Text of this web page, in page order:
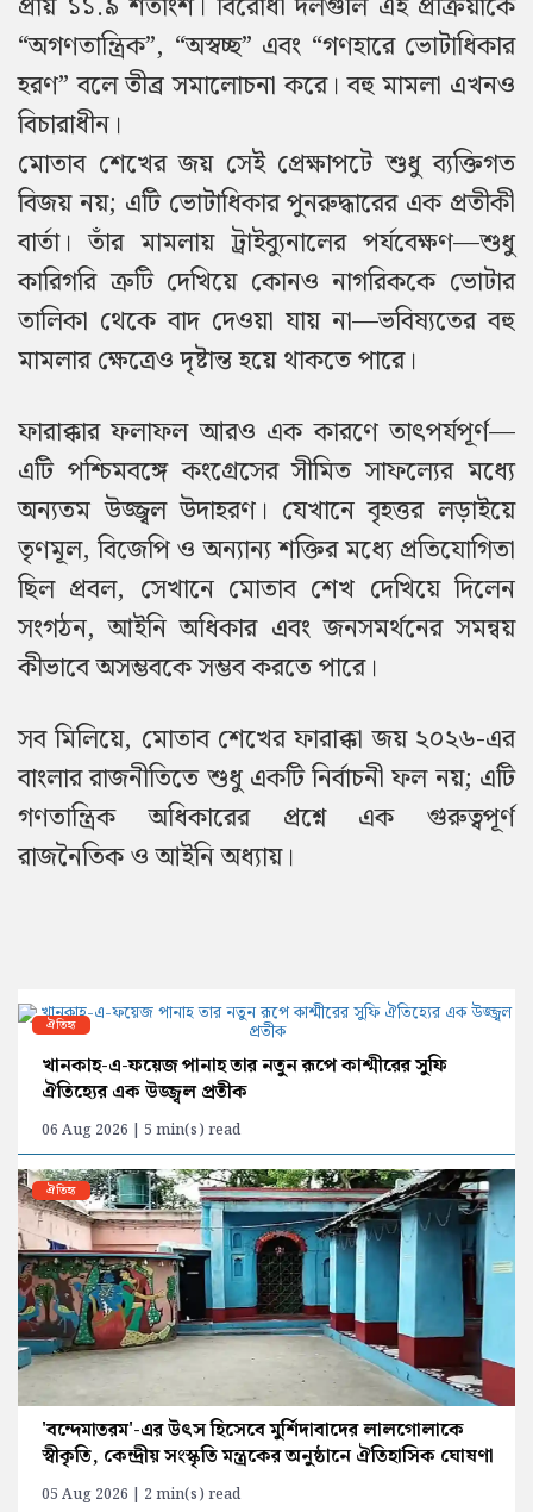
“অগণতান্ত্রিক”, “অস্বচ্ছ” এবং “গণহারে ভোটাধিকার
হরণ” বলে তীব্র সমালোচনা করে। বহু মামলা এখনও
বিচারাধীন।
মোতাব শেখের জয় সেই প্রেক্ষাপটে শুধু ব্যক্তিগত
বিজয় নয়; এটি ভোটাধিকার পুনরুদ্ধারের এক প্রতীকী
বার্তা। তাঁর মামলায় ট্রাইব্যুনালের পর্যবেক্ষণ—শুধু
কারিগরি ত্রুটি দেখিয়ে কোনও নাগরিককে ভোটার
তালিকা থেকে বাদ দেওয়া যায় না—ভবিষ্যতের বহু
মামলার ক্ষেত্রেও দৃষ্টান্ত হয়ে থাকতে পারে।
ফারাক্কার ফলাফল আরও এক কারণে তাৎপর্যপূর্ণ—
এটি পশ্চিমবঙ্গে কংগ্রেসের সীমিত সাফল্যের মধ্যে
অন্যতম উজ্জ্বল উদাহরণ। যেখানে বৃহত্তর লড়াইয়ে
তৃণমূল, বিজেপি ও অন্যান্য শক্তির মধ্যে প্রতিযোগিতা
ছিল প্রবল, সেখানে মোতাব শেখ দেখিয়ে দিলেন
সংগঠন, আইনি অধিকার এবং জনসমর্থনের সমন্বয়
কীভাবে অসম্ভবকে সম্ভব করতে পারে।
সব মিলিয়ে, মোতাব শেখের ফারাক্কা জয় ২০২৬-এর
বাংলার রাজনীতিতে শুধু একটি নির্বাচনী ফল নয়; এটি
গণতান্ত্রিক অধিকারের প্রশ্নে এক গুরুত্বপূর্ণ
রাজনৈতিক ও আইনি অধ্যায়।
ঐতিহ্য
খানকাহ-এ-ফয়েজ পানাহ তার নতুন রূপে কাশ্মীরের সুফি
ঐতিহ্যের এক উজ্জ্বল প্রতীক
06 Aug 2026 | 5 min(s) read
ঐতিহ্য
'বন্দেমাতরম'-এর উৎস হিসেবে মুর্শিদাবাদের লালগোলাকে
স্বীকৃতি, কেন্দ্রীয় সংস্কৃতি মন্ত্রকের অনুষ্ঠানে ঐতিহাসিক ঘোষণা
05 Aug 2026 | 2 min(s) read